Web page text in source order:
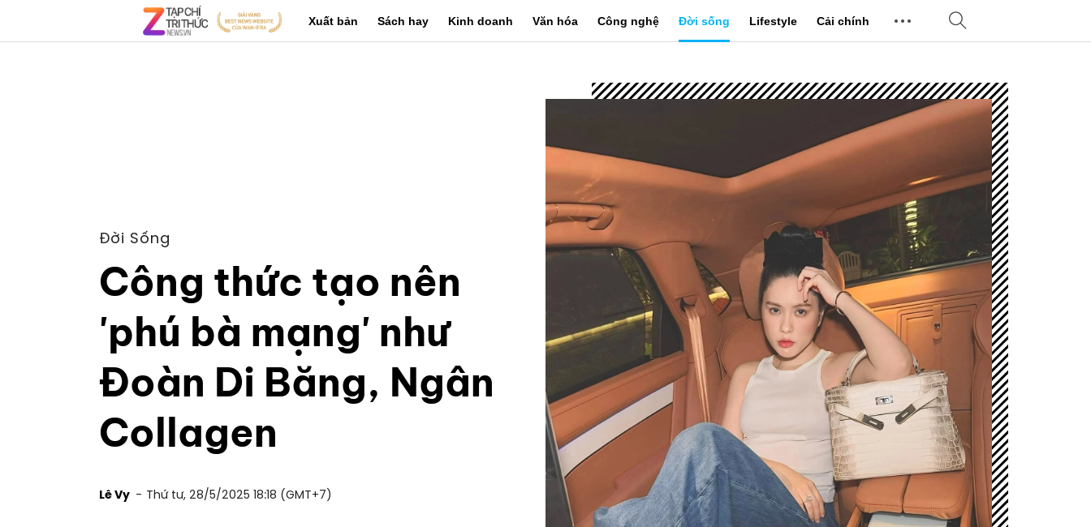
Xuất bản Sách hay Kinh doanh Văn hóa Công nghệ Đời sống Lifestyle Cải chính
Đời Sống
Công thức tạo nên
'phú bà mạng' như
Đoàn Di Băng, Ngân
Collagen
Lê Vy Thứ tư, 28/5/2025 18:18 (GMT+7)